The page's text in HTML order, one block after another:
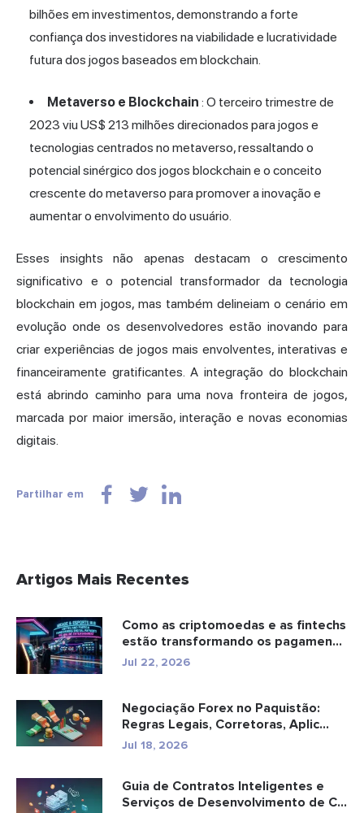
bilhões em investimentos, demonstrando a forte
confiança dos investidores na viabilidade e lucratividade
futura dos jogos baseados em blockchain.
Metaverso e Blockchain : O terceiro trimestre de
2023 viu US$ 213 milhões direcionados para jogos e
tecnologias centrados no metaverso, ressaltando o
potencial sinérgico dos jogos blockchain e o conceito
crescente do metaverso para promover a inovação e
aumentar o envolvimento do usuário.
Esses insights não apenas destacam o crescimento
significativo e o potencial transformador da tecnologia
blockchain em jogos, mas também delineiam o cenário em
evolução onde os desenvolvedores estão inovando para
criar experiências de jogos mais envolventes, interativas e
financeiramente gratificantes. A integração do blockchain
está abrindo caminho para uma nova fronteira de jogos,
marcada por maior imersão, interação e novas economias
digitais.
Partilhar em
Artigos Mais Recentes
Como as criptomoedas e as fintechs
estão transformando os pagamen...
Jul 22, 2026
Negociação Forex no Paquistão:
Regras Legais, Corretoras, Aplic...
Jul 18, 2026
Guia de Contratos Inteligentes e
Serviços de Desenvolvimento de C...